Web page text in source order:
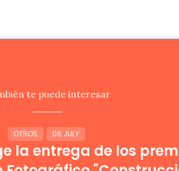
te puede interesar
OTROS 06 JULY
la entrega de los